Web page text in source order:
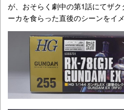
が、おそらく劇中の第1話にてザ
ーカを食らった直後のシーンをイ